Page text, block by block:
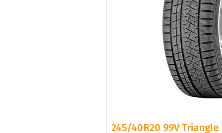
245/40R20 99V Triangle